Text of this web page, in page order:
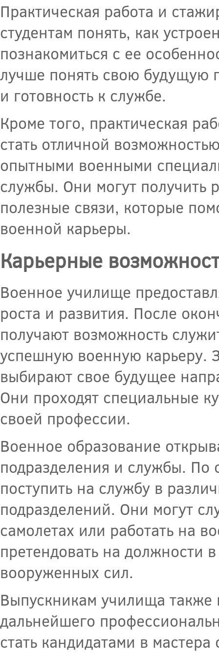
Практическая работа и
студентам понять, как
познакомиться с ее
лучше понять свою будущую
и готовность к службе.
Кроме того, практическая
стать отличной
опытными военными
службы. Они могут получить
полезные связи, которые
военной карьеры.
Карьерные
Военное училище
роста и развития. После
получают возможность
успешную военную карьеру.
выбирают свое будущее
Они проходят специальные
своей профессии.
Военное образование
подразделения и службы. По
поступить на службу в
подразделений. Они могут
самолетах или работать на
претендовать на должности
вооруженных сил.
Выпускникам училища также
дальнейшего
стать кандидатами в